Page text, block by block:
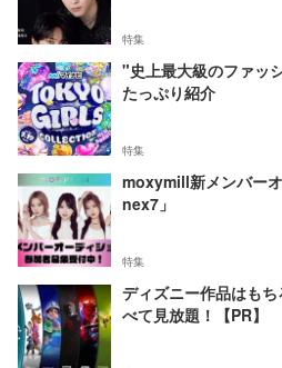
特集
"史上最大級のファッ
たっぷり紹介
特集
moxymill新メンバー
nex7」
特集
ディズニー作品はも
べて見放題！【PR】